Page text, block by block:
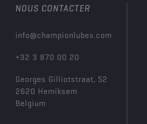
NOUS CONTACTER
info@championlubes.com
+32 3 870 00 20
Georges Gilliotstraat, 52
2620 Hemiksem
Belgium